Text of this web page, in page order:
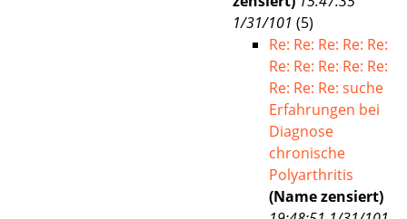
1/31/101 (5)
Re: Re: Re: Re: Re:
Re: Re: Re: Re: Re:
Re: Re: Re: suche
Erfahrungen bei
Diagnose
chronische
Polyarthritis
(Name zensiert)